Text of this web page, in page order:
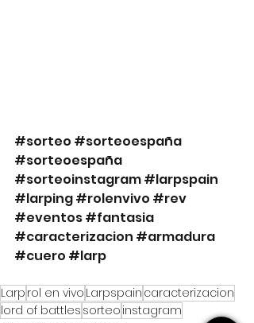
#sorteo #sorteoespaña
#sorteoespaña
#sorteoinstagram#larpspain
#larping#rolenvivo #rev
#eventos#fantasia
#caracterizacion #armadura
#cuero #larp
Larp rol en vivo Larpspain caracterizacion
lord of battles sorteo instagram